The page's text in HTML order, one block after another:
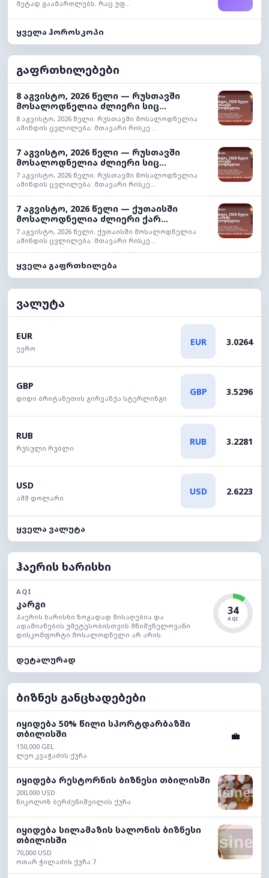
მეტად გაამართლებს. რაც უფ...
ყველა ჰოროსკოპი
გაფრთხილებები
8 აგვისტო, 2026 წელი — რუსთავში
მოსალოდნელია ძლიერი სიც...
8 აგვისტო, 2026 წელი. რუსთავში მოსალოდნელია
ამინდის ცვლილება. მთავარი რისკე...
7 აგვისტო, 2026 წელი — რუსთავში
მოსალოდნელია ძლიერი სიც...
7 აგვისტო, 2026 წელი. რუსთავში მოსალოდნელია
ამინდის ცვლილება. მთავარი რისკე...
7 აგვისტო, 2026 წელი — ქუთაისში
მოსალოდნელია ძლიერი ქარ...
7 აგვისტო, 2026 წელი. ქუთაისში მოსალოდნელია
ამინდის ცვლილება. მთავარი რისკე...
ყველა გაფრთხილება
ვალუტა
EUR
ევრო
EUR 3.0264
GBP
დიდი ბრიტანეთის გირვანქა სტერლინგი
GBP 3.5296
RUB
რუსული რუბლი
RUB 3.2281
USD
აშშ დოლარი
USD 2.6223
ყველა ვალუტა
ჰაერის ხარისხი
AQI
კარგი
ჰაერის ხარისხი ზოგადად მისაღებია და
ადამიანების უმეტესობისთვის მნიშვნელოვანი
დისკომფორტი მოსალოდნელი არ არის.
34
AQI
დეტალურად
ბიზნეს განცხადებები
იყიდება 50% წილი სპორტდარბაზში
თბილისში
150,000 GEL
ლეო კვაჭაძის ქუჩა
💼
იყიდება რესტორნის ბიზნესი თბილისში
200,000 USD
ნიკოლოზ ბერძენიშვილის ქუჩა
იყიდება სილამაზის სალონის ბიზნესი
თბილისში
70,000 USD
ოთარ ჭილაძის ქუჩა 7